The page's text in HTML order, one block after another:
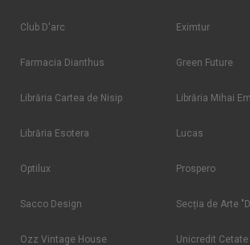
Club D'arc Eximtur
Farmacia Dianthus Green Future
Librăria Cartea de Nisip Librăria Mihai
Librăria Esotera Lucas
Optilux Prospero
Sacco Design Secția de Arte
Ozz Vintage House Unicredit Cetate